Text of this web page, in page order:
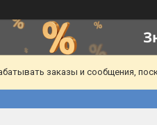
заказы и сообщения,